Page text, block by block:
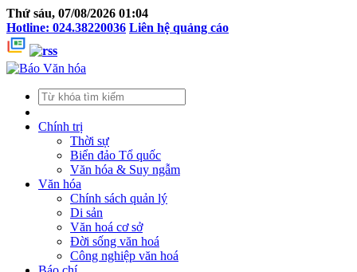
Thứ sáu, 07/08/2026 01:04
Hotline: 024.38220036 Liên hệ quảng cáo
Chính trị
Thời sự
Biển đảo Tổ quốc
Văn hóa & Suy ngẫm
Văn hóa
Chính sách quản lý
Di sản
Văn hoá cơ sở
Đời sống văn hoá
Công nghiệp văn hoá